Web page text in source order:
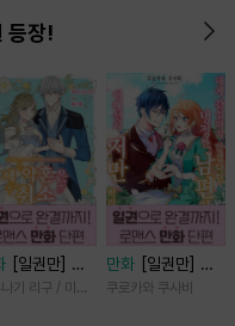
등장!
[일권만] 제
은 취소되었습
기 리구 / 미즈메
만화
[일권만] 내
게 간섭하지 않겠
쿠로카와 쿠사비